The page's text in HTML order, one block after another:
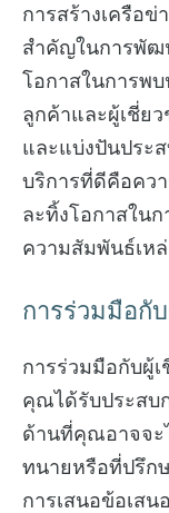
การสร้างเครือ
สำคัญในการพั
โอกาสในการพ
ลูกค้าและผู้เชี่ย
และแบ่งปันประ
บริการที่ดีคือคว
ละทิ้งโอกาสใน
ความสัมพันธ์เห
การร่วมมือกั
การร่วมมือกับผู้
คุณได้รับประสบ
ด้านที่คุณอาจจะ
ทนายหรือที่ปรึก
การเสนอข้อเส